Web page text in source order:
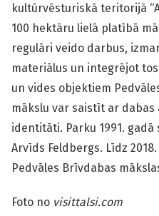
kultūrvēsturiskā teritorijā
100 hektāru lielā platībā
regulāri veido darbus,
materiālus un integrējot
un vides objektiem
mākslu var saistīt ar
identitāti. Parku 1991.
Arvīds Feldbergs. Līdz
Pedvāles Brīvdabas
Foto no visittalsi.com